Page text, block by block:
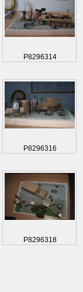
P8296314
P8296316
P8296318